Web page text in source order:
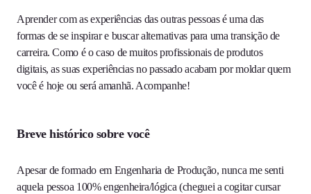
Aprender com as experiências das outras pessoas é uma das
formas de se inspirar e buscar alternativas para uma transição de
carreira. Como é o caso de muitos profissionais de produtos
digitais, as suas experiências no passado acabam por moldar quem
você é hoje ou será amanhã. Acompanhe!
Breve histórico sobre você
Apesar de formado em Engenharia de Produção, nunca me senti
aquela pessoa 100% engenheira/lógica (cheguei a cogitar cursar